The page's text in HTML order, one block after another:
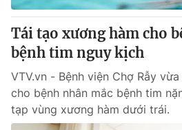
Câu chuyện quốc tế
Thị trường
Góc doanh nghiệp
Dữ liệu và đời sống
Truyền hình
Phim VTV
Hậu trường
Giải trí
Điện ảnh
Tái tạo xương hàm cho
bệnh tim nguy kịch
VTV.vn - Bệnh viện Chợ Rẫy
cho bệnh nhân mắc bệnh tim
tạp vùng xương hàm dưới trái.